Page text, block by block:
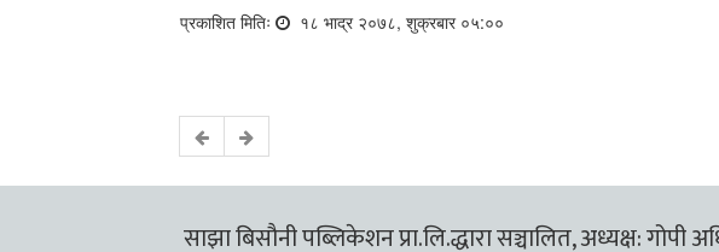
प्रकाशित मितिः १८ भाद्र २०७८, शुक्रबार ०५:००
साझा बिसौनी पब्लिकेशन प्रा.लि.द्धारा सञ्चालित, अध्यक्ष: गोपी